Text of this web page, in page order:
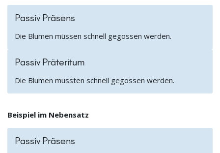
Passiv Präsens
Die Blumen müssen schnell gegossen werden.
Passiv Präteritum
Die Blumen mussten schnell gegossen werden.
Beispiel im Nebensatz
Passiv Präsens